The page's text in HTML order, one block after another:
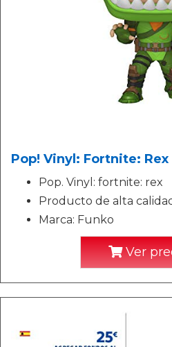
Pop! Vinyl: Fortnite: Rex
Pop. Vinyl: fortnite: rex
Producto de alta
Marca: Funko
Ver